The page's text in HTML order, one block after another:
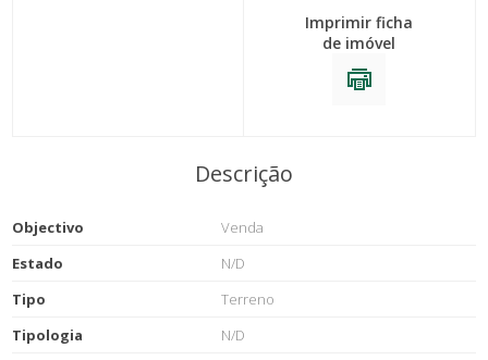
Imprimir ficha
de imóvel
Descrição
Objectivo
Venda
Estado
N/D
Tipo
Terreno
Tipologia
N/D